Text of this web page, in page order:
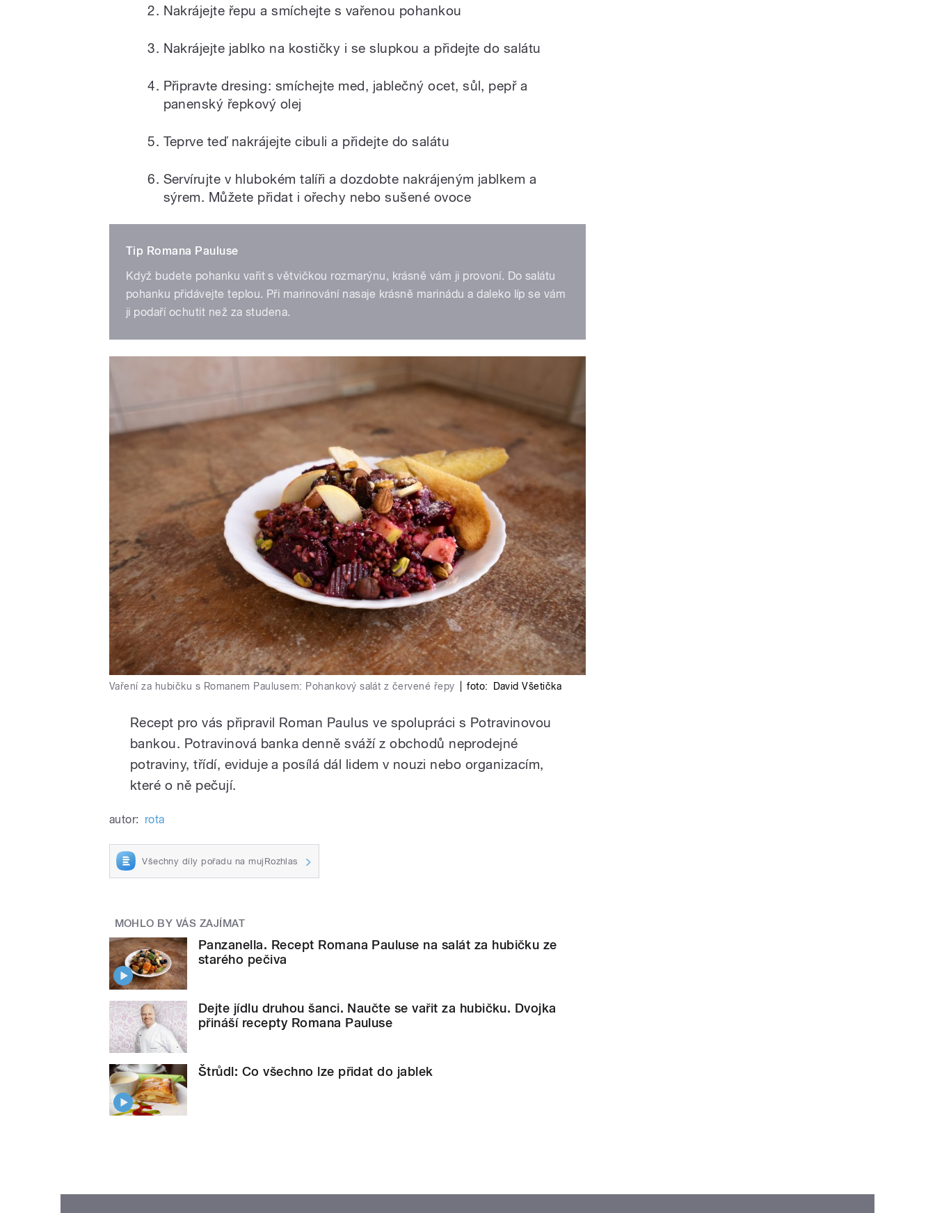
Nakrájejte řepu a smíchejte s vařenou pohankou
Nakrájejte jablko na kostičky i se slupkou a přidejte do salátu
Připravte dresing: smíchejte med, jablečný ocet, sůl, pepř a
panenský řepkový olej
Teprve teď nakrájejte cibuli a přidejte do salátu
Servírujte v hlubokém talíři a dozdobte nakrájeným jablkem a
sýrem. Můžete přidat i ořechy nebo sušené ovoce
Tip Romana Pauluse
Když budete pohanku vařit s větvičkou rozmarýnu, krásně vám ji provoní. Do salátu
pohanku přidávejte teplou. Při marinování nasaje krásně marinádu a daleko líp se vám
ji podaří ochutit než za studena.
Vaření za hubičku s Romanem Paulusem: Pohankový salát z červené řepy foto: David Všetička
Recept pro vás připravil Roman Paulus ve spolupráci s Potravinovou
bankou. Potravinová banka denně sváží z obchodů neprodejné
potraviny, třídí, eviduje a posílá dál lidem v nouzi nebo organizacím,
které o ně pečují.
autor: rota
Všechny díly pořadu na mujRozhlas
MOHLO BY VÁS ZAJÍMAT
Panzanella. Recept Romana Pauluse na salát za hubičku ze
starého pečiva
Dejte jídlu druhou šanci. Naučte se vařit za hubičku. Dvojka
přináší recepty Romana Pauluse
Štrůdl: Co všechno lze přidat do jablek